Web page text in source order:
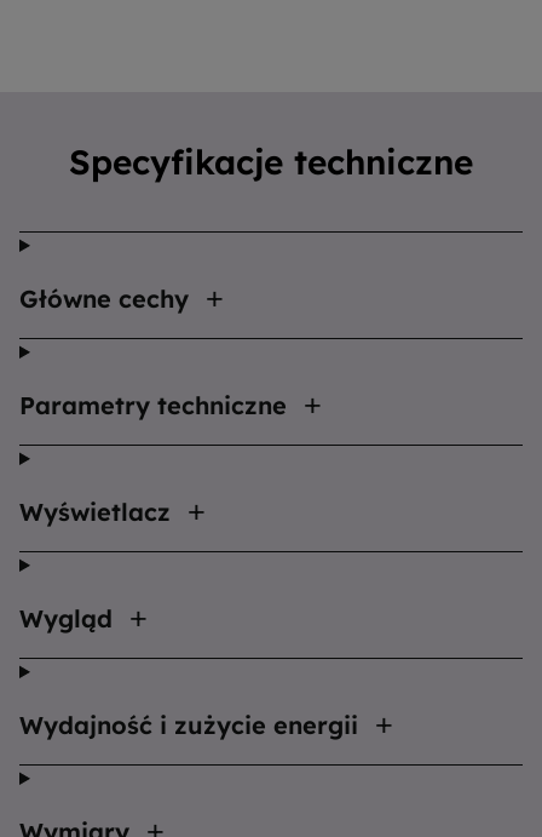
Specyfikacje techniczne
Główne cechy
Parametry techniczne
Wyświetlacz
Wygląd
Wydajność i zużycie energii